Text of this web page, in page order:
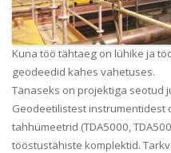
Kuna töö tähtaeg on lühike ja
geodeedid kahes vahetuses.
Tänaseks on projektiga seotud
Geodeetilistest instrumentidest
tahhümeetrid (TDA5000,
tööstustähiste komplektid.